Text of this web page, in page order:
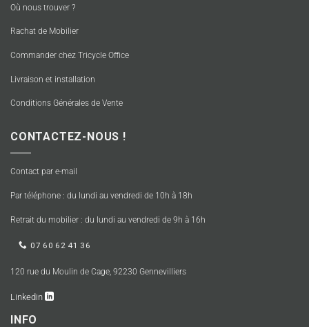
Où nous trouver ?
Rachat de Mobilier
Commander chez Tricycle Office
Livraison et installation
Conditions Générales de Vente
CONTACTEZ-NOUS !
Contact par e-mail
Par téléphone : du lundi au vendredi de 10h à 18h
Retrait du mobilier : du lundi au vendredi de 9h à 16h
07 60 62 41 36
120 rue du Moulin de Cage, 92230 Gennevilliers
Linkedin
INFO